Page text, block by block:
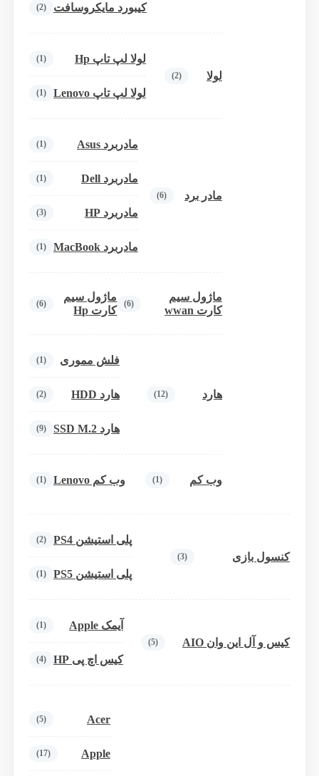
کیبورد مایکروسافت (2)
لولا (2)
لولا لپ تاپ Hp (1)
لولا لپ تاپ Lenovo (1)
مادر برد (6)
مادربرد Asus (1)
مادربرد Dell (1)
مادربرد HP (3)
مادربرد MacBook (1)
ماژول سیم
کارت wwan
(6)
ماژول سیم
کارت Hp
(6)
هارد (12)
فلش مموری (1)
هارد HDD (2)
هارد SSD M.2 (9)
وب کم (1) وب کم Lenovo (1)
کنسول بازی (3)
پلی استیشن PS4 (2)
پلی استیشن PS5 (1)
کیس و آل این وان AIO (5)
آیمک Apple (1)
کیس اچ پی HP (4)
Acer
(5)
Apple
(17)